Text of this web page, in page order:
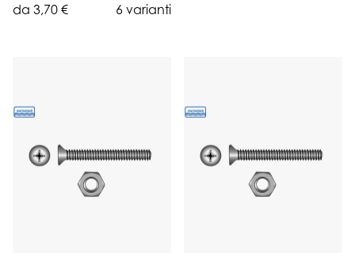
da 3,70 €
6 varianti